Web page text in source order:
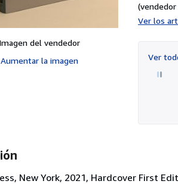
Imagen del vendedor
Aumentar la imagen
Ver los
Ver
New York, 2021, Hardcover First